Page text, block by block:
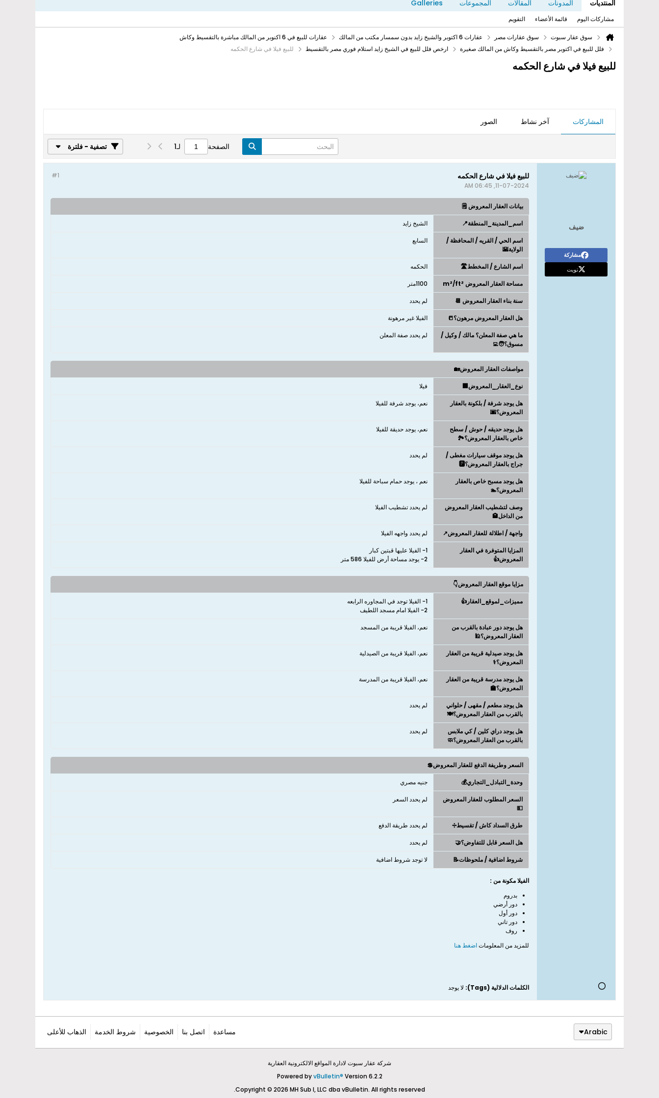
المنتديات المدونات المقالات المجموعات Galleries
مشاركات اليوم قائمة الأعضاء التقويم
سوق عقار سبوت سوق عقارات مصر عقارات 6 اكتوبر والشيخ زايد بدون سمسار مكتب من المالك
عقارات للبيع في 6 اكنوبر من المالك مباشرة بالتقسيط وكاش
فلل للبيع في اكتوبر مصر بالتقسيط وكاش من المالك صغيرة
ارخص فلل للبيع في الشيخ زايد استلام فوري مصر بالتقسيط للبيع فيلا في شارع الحكمه
للبيع فيلا في شارع الحكمه
المشاركات آخر نشاط الصور
الصفحة لـ1 تصفية - فلترة
ضيف
مشاركة
تويت
#1 للبيع فيلا في شارع الحكمه
11-07-2024, 06:45 AM
بيانات العقار المعروض 🗒️
اسم_المدينة_المنطقة📍 الشيخ زايد
اسم الحي / القريه / المحافظة /
الولاية🌇
السابع
اسم الشارع / المخطط🛣️ الحكمه
مساحة العقار المعروض m²/ft² 1100متر
سنة بناء العقار المعروض 📆 لم يحدد
هل العقار المعروض مرهون؟📒 الفيلا غير مرهونة
ما هي صفة المعلن؟ مالك / وكيل /
مسوق؟🧑‍💻
لم يحدد صفة المعلن
مواصفات العقار المعروض🏡
نوع_العقار_المعروض🏢 فيلا
هل يوجد شرفة / بلكونة بالعقار
المعروض؟🌆
نعم، يوجد شرفة للفيلا
هل يوجد حديقه / حوش / سطح
خاص بالعقار المعروض؟🏞️
نعم، يوجد حديقة للفيلا
هل يوجد موقف سيارات مغطى /
جراج بالعقار المعروض؟🅿️
لم يحدد
هل يوجد مسبح خاص بالعقار
المعروض؟🏊
نعم ، يوجد حمام سباحة للفيلا
وصف لتشطيب العقار المعروض
من الداخل🏩
لم يحدد تشطيب الفيلا
واجهة / اطلالة للعقار المعروض↗️ لم يحدد واجهه الفيلا
المزايا المتوفرة في العقار
المعروض👍
2- يوجد مساحة أرض للفيلا 586 متر
مزايا موقع العقار المعروض👇
مميزات_لموقع_العقار👍
2- الفيلا امام مسجد اللطيف
هل يوجد دور عبادة بالقرب من
العقار المعروض؟🕌
نعم، الفيلا قريبة من المسجد
هل يوجد صيدلية قريبة من العقار
المعروض؟⚕️
نعم، الفيلا قريبة من الصيدلية
هل يوجد مدرسة قريبة من العقار
المعروض؟🏫
نعم، الفيلا قريبة من المدرسة
هل يوجد مطعم / مقهى / حلواني
بالقرب من العقار المعروض؟🍽️
لم يحدد
هل يوجد دراي كلين / كي ملابس
بالقرب من العقار المعروض؟🧼
لم يحدد
السعر وطريفة الدفع للعقار المعروض💲
وحدة_التبادل_التجاري💰 جنيه مصري
السعر المطلوب للعقار المعروض
💵
لم يحدد السعر
طرق السداد كاش / تقسيط➗ لم يحدد طريقة الدفع
هل السعر قابل للتفاوض؟🤝 لم يحدد
شروط اضافية / ملحوظات📝 لا توجد شروط اضافية
الفيلا مكونة من :
بدروم
دور أرضي
دور أول
دور تاني
روف
للمزيد من المعلوماتاضغط هنا
الكلمات الدلالية (Tags): لا يوجد
Arabic مساعدة اتصل بنا الخصوصية شروط الخدمة الذهاب للأعلى
شركة عقار سبوت لادارة المواقع الالكترونية العقارية
Powered byvBulletin® Version 6.2.2
Copyright © 2026 MH Sub I, LLC dba vBulletin. All rights reserved.